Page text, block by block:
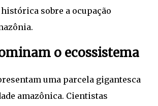
sobre a ocupação
o ecossistema
uma parcela gigantesca
amazônica. Cientistas